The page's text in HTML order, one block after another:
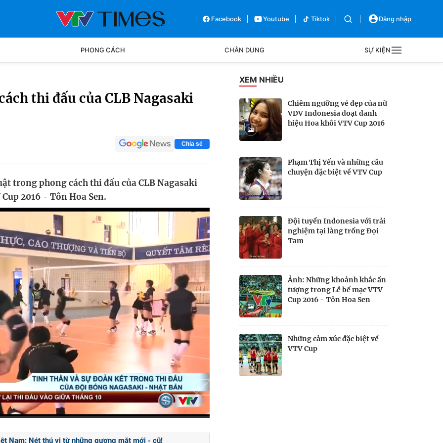
Facebook Youtube Tiktok Đăng nhập
PHONG CÁCH CHÂN DUNG SỰ KIỆN
Bên lề
thi đấu của CLB Nagasaki
Chia sẻ
trong phong cách thi đấu của CLB Nagasaki
2016 - Tôn Hoa Sen.
Nam: Nét thú vị từ những gương mặt mới - cũ!
XEM NHIỀU
Chiêm ngưỡng vẻ đẹp của nữ
VĐV Indonesia đoạt danh
hiệu Hoa khôi VTV Cup 2016
Phạm Thị Yến và những câu
chuyện đặc biệt về VTV Cup
Đội tuyển Indonesia với trải
nghiệm tại làng trống Đọi
Tam
Ảnh: Những khoảnh khắc ấn
tượng trong Lễ bế mạc VTV
Cup 2016 - Tôn Hoa Sen
Những cảm xúc đặc biệt về
VTV Cup